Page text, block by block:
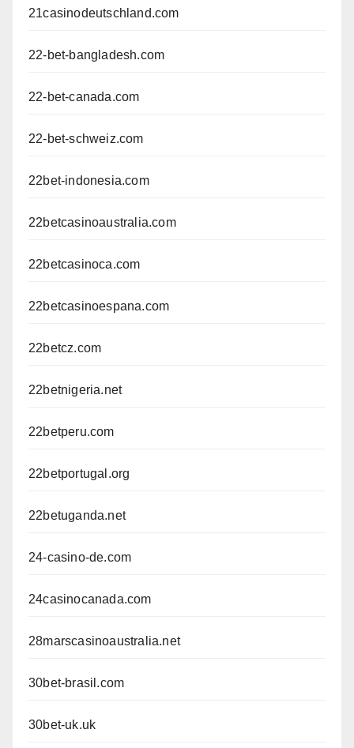
21casinodeutschland.com
22-bet-bangladesh.com
22-bet-canada.com
22-bet-schweiz.com
22bet-indonesia.com
22betcasinoaustralia.com
22betcasinoca.com
22betcasinoespana.com
22betcz.com
22betnigeria.net
22betperu.com
22betportugal.org
22betuganda.net
24-casino-de.com
24casinocanada.com
28marscasinoaustralia.net
30bet-brasil.com
30bet-uk.uk